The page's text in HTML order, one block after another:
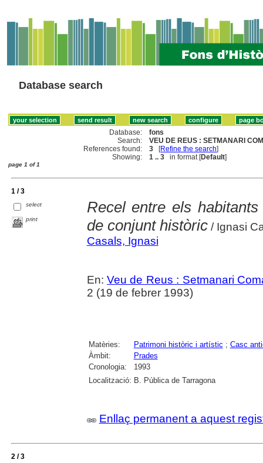
Database search
Database:
fons
Search:
VEU DE REUS : SETMANARI
References found:
3 [Refine the search]
Showing:
1 .. 3 in format [Default]
page 1 of 1
1 / 3
select
print
Recel entre els
de conjunt històric/ Ignasi
Casals, Ignasi
En: Veu de Reus : Setmanari
2 (19 de febrer 1993)
Matèries: Patrimoni històric i artístic ; Casc
Àmbit:
Prades
Cronologia:
1993
Localització: B. Pública de Tarragona
Enllaç permanent a aquest
2 / 3